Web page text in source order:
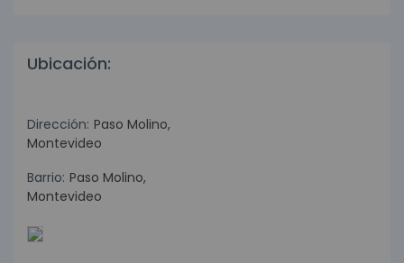
Ubicación:
Dirección: Paso Molino,
Montevideo
Barrio: Paso Molino,
Montevideo